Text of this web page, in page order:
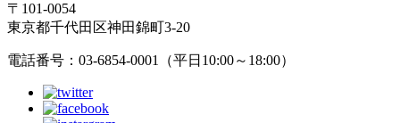
〒101-0054
東京都千代田区神田錦町3-20
電話番号：03-6854-0001（平日10:00～18:00）